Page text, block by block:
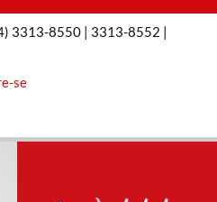
3313-8550 | 3313-8552 |
se